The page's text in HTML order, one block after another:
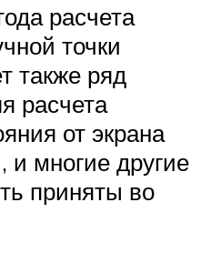
расчета
точки
также ряд
расчета
от экрана
многие другие
приняты во